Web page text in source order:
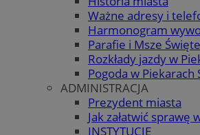
Ważne adresy i
Harmonogram
Parafie i Msze
Rozkłady jazdy w
Pogoda w Piekarach
ADMINISTRACJA
Prezydent miasta
Jak załatwić sprawę
INSTYTUCJE